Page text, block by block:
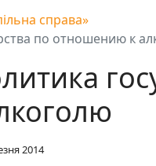
справа»
по отношению к
2014